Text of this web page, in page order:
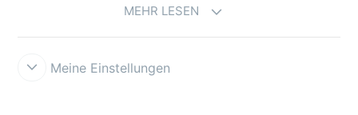
MEHR LESEN
Meine Einstellungen